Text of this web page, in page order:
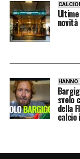
HANNO
svelo
della
calcio